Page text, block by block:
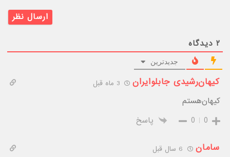
۲ دیدگاه
جدیدترین
کیهان‌رشیدی جابلوایران
کیهان‌هستم
0
0 پاسخ
سامان